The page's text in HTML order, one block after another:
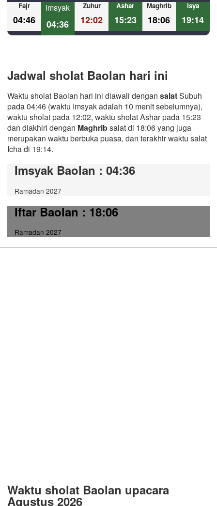
Fajr
04:46
Imsyak
04:36
Zuhur
12:02
Ashar
15:23
Maghrib
18:06
Isya
19:14
Jadwal sholat Baolan hari ini
Waktu sholat Baolan hari ini diawali dengan salatSubuh
pada 04:46 (waktu Imsyak adalah 10 menit sebelumnya),
waktu sholat pada 12:02, waktu sholat Ashar pada 15:23
dan diakhiri dengan Maghribsalat di 18:06 yang juga
merupakan waktu berbuka puasa, dan terakhir waktu salat
Icha di 19:14.
Imsyak Baolan : 04:36
Ramadan 2027
Iftar Baolan: 18:06
Ramadan 2027
Waktu sholat Baolan upacara
Agustus 2026